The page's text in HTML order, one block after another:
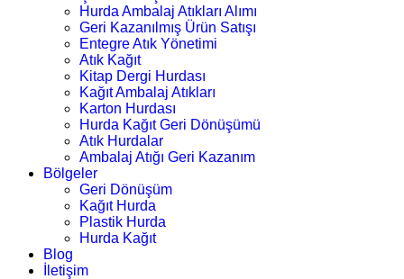
Hurda Ambalaj Atıkları Alımı
Geri Kazanılmış Ürün Satışı
Entegre Atık Yönetimi
Atık Kağıt
Kitap Dergi Hurdası
Kağıt Ambalaj Atıkları
Karton Hurdası
Hurda Kağıt Geri Dönüşümü
Atık Hurdalar
Ambalaj Atığı Geri Kazanım
Bölgeler
Geri Dönüşüm
Kağıt Hurda
Plastik Hurda
Hurda Kağıt
Blog
İletişim